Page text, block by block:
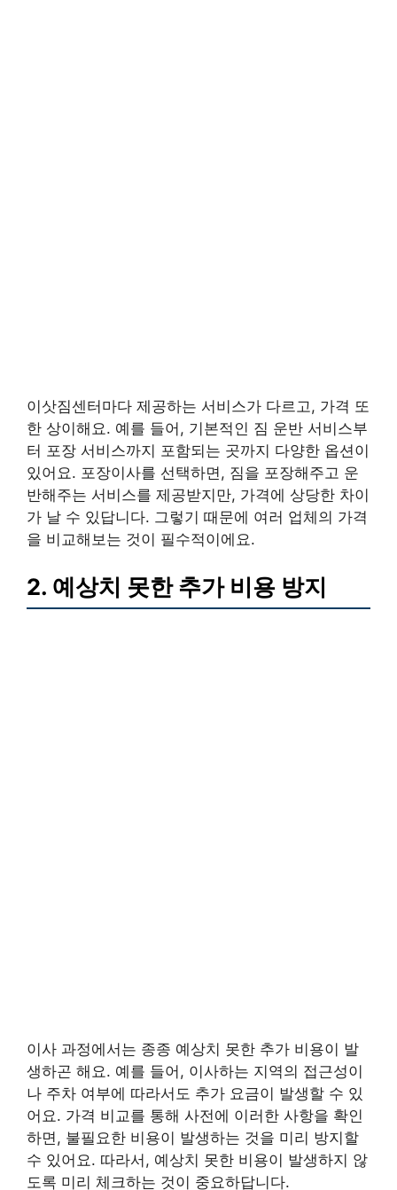
이삿짐센터마다 제공하는 서비스가 다르고, 가격 또
한 상이해요. 예를 들어, 기본적인 짐 운반 서비스부
터 포장 서비스까지 포함되는 곳까지 다양한 옵션이
있어요. 포장이사를 선택하면, 짐을 포장해주고 운
반해주는 서비스를 제공받지만, 가격에 상당한 차이
가 날 수 있답니다. 그렇기 때문에 여러 업체의 가격
을 비교해보는 것이 필수적이에요.
2. 예상치 못한 추가 비용 방지
이사 과정에서는 종종 예상치 못한 추가 비용이 발
생하곤 해요. 예를 들어, 이사하는 지역의 접근성이
나 주차 여부에 따라서도 추가 요금이 발생할 수 있
어요. 가격 비교를 통해 사전에 이러한 사항을 확인
하면, 불필요한 비용이 발생하는 것을 미리 방지할
수 있어요. 따라서, 예상치 못한 비용이 발생하지 않
도록 미리 체크하는 것이 중요하답니다.